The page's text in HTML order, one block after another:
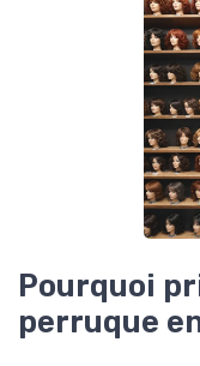
Pourquoi
perruque